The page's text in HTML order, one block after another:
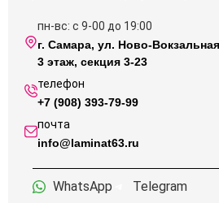
пн-вс: с 9-00 до 19:00
г. Самара, ул. Ново-
3 этаж, секция 3-23
телефон
+7 (908) 393-79-99
почта
info@laminat63.ru
WhatsApp Telegram